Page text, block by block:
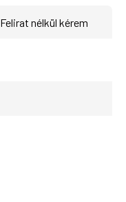
Felirat nélkül kérem